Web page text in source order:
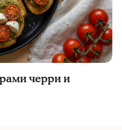
черри и